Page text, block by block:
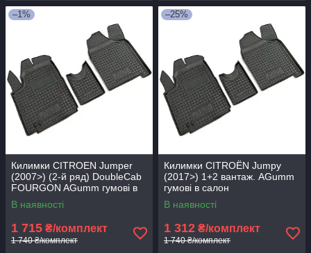
–1%
Килимки CITROEN Jumper
(2007>) (2-й ряд) DoubleCab
FOURGON AGumm гумові в
салон
В наявності
1 715 ₴/комплект
1 740 ₴/комплект
–25%
Килимки CITROЁN Jumpy
(2017>) 1+2 вантаж. AGumm
гумові в салон
В наявності
1 312 ₴/комплект
1 740 ₴/комплект